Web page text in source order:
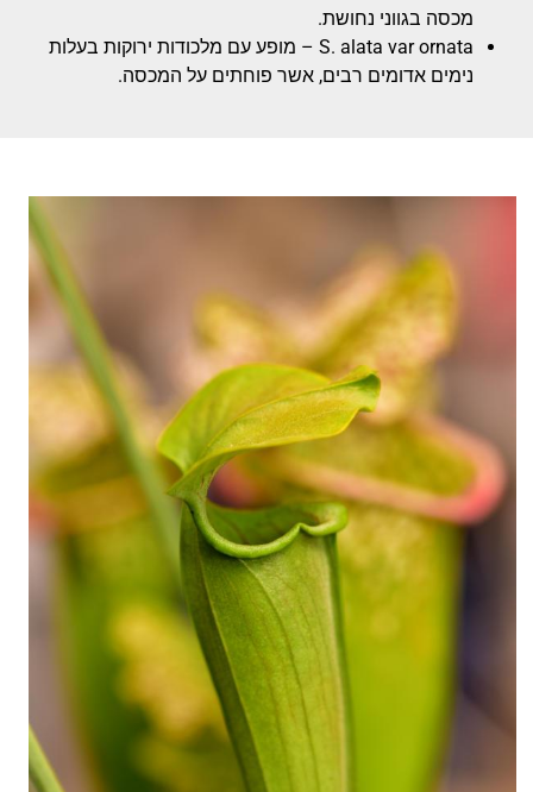
מכסה בגווני נחושת.
S. alata var ornata – מופע עם מלכודות ירוקות בעלות
נימים אדומים רבים, אשר פוחתים על המכסה.